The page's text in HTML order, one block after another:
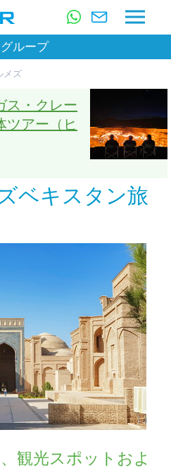
グループ
メズ
ス・クレー
ツアー（ヒ
ベキスタン旅
観光スポットおよ